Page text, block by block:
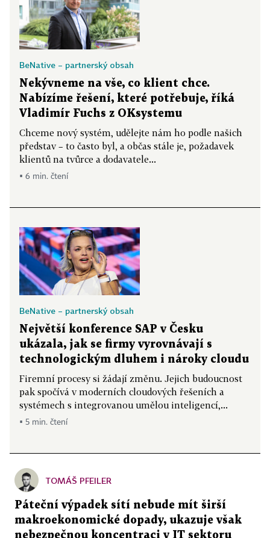
BeNative – partnerský obsah
Nekývneme na vše, co klient chce.
Nabízíme řešení, které potřebuje, říká
Vladimír Fuchs z OKsystemu
Chceme nový systém, udělejte nám ho podle našich
představ – to často byl, a občas stále je, požadavek
klientů na tvůrce a dodavatele...
▪ 6 min. čtení
BeNative – partnerský obsah
Největší konference SAP v Česku
ukázala, jak se firmy vyrovnávají s
technologickým dluhem i nároky cloudu
Firemní procesy si žádají změnu. Jejich budoucnost
pak spočívá v moderních cloudových řešeních a
systémech s integrovanou umělou inteligencí,...
▪ 5 min. čtení
TOMÁŠ PFEILER
Páteční výpadek sítí nebude mít širší
makroekonomické dopady, ukazuje však
nebezpečnou koncentraci v IT sektoru